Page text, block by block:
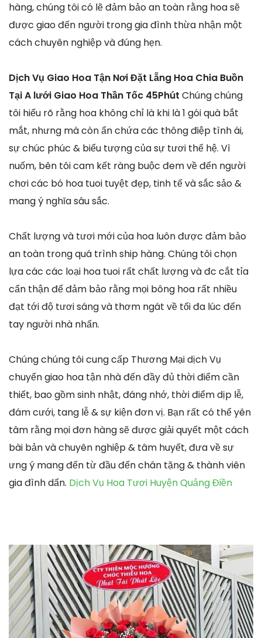
hàng, chúng tôi có lẽ đảm bảo an toàn rằng hoa sẽ
được giao đến người trong gia đình thừa nhận một
cách chuyên nghiệp và đúng hẹn.
Dịch Vụ Giao Hoa Tận Nơi Đặt Lẵng Hoa Chia Buồn
Tại A lưới Giao Hoa Thần Tốc 45Phút Chúng chúng
tôi hiểu rõ rằng hoa không chỉ là khi là 1 gói quà bắt
mắt, nhưng mà còn ẩn chứa các thông điệp tình ái,
sự chúc phúc & biểu tượng của sự tươi thế hệ. Vì
nuốm, bên tôi cam kết ràng buộc đem về đến người
chơi các bó hoa tuoi tuyệt đẹp, tinh tế và sắc sảo &
mang ý nghĩa sâu sắc.
Chất lượng và tươi mới của hoa luôn được đảm bảo
an toàn trong quá trình ship hàng. Chúng tôi chọn
lựa các các loại hoa tuoi rất chất lượng và đc cắt tỉa
cẩn thận để đảm bảo rằng mọi bông hoa rất nhiều
đạt tới độ tươi sáng và thơm ngát về tối đa lúc đến
tay người nhà nhấn.
Chúng chúng tôi cung cấp Thương Mại dịch Vụ
chuyển giao hoa tận nhà đến đầy đủ thời điểm cần
thiết, bao gồm sinh nhật, đáng nhớ, thời điểm dịp lễ,
đám cưới, tang lễ & sự kiện đơn vị. Bạn rất có thể yên
tâm rằng mọi đơn hàng sẽ được giải quyết một cách
bài bản và chuyên nghiệp & tâm huyết, đưa về sự
ưng ý mang đến từ đầu đến chân tặng & thành viên
gia đình dấn. Dịch Vụ Hoa Tươi Huyện Quảng Điền